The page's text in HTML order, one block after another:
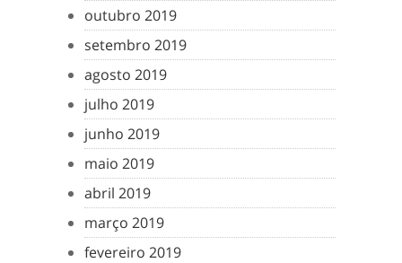
outubro 2019
setembro 2019
agosto 2019
julho 2019
junho 2019
maio 2019
abril 2019
março 2019
fevereiro 2019